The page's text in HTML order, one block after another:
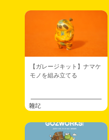
【ガレージキット】ナマケ
モノを組み立てる
雑記